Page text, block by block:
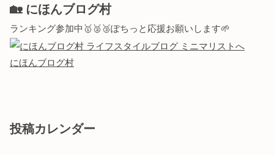
🏡 にほんブログ村
ランキング参加中🥇🥈🥉ぽちっと応援お願いします🌱
にほんブログ村
投稿カレンダー